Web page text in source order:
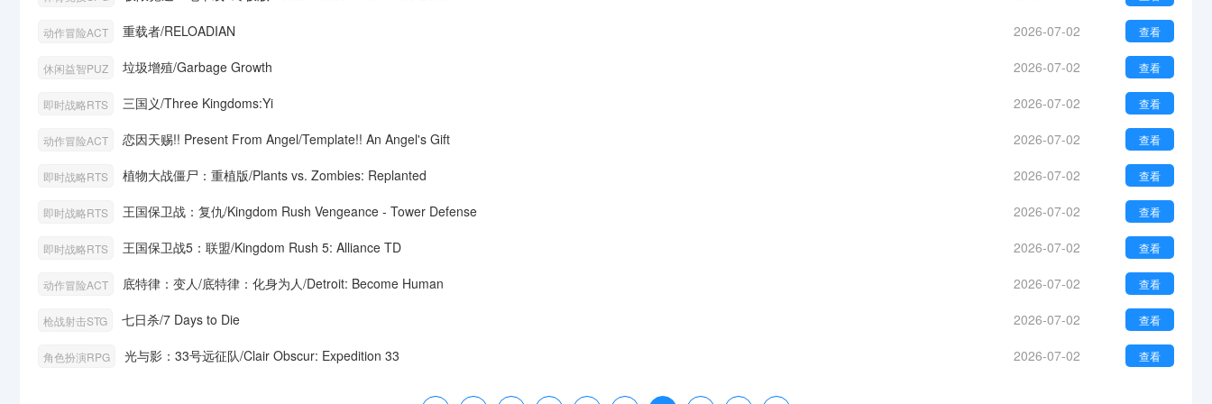
动作冒险ACT 重载者/RELOADIAN 查看
2026-07-02
休闲益智PUZ 垃圾增殖/Garbage Growth 查看
2026-07-02
即时战略RTS 三国义/Three Kingdoms:Yi 查看
2026-07-02
动作冒险ACT 恋因天赐!! Present From Angel/Template!! An Angel's Gift 查看
2026-07-02
即时战略RTS 植物大战僵尸：重植版/Plants vs. Zombies: Replanted 查看
2026-07-02
即时战略RTS 王国保卫战：复仇/Kingdom Rush Vengeance - Tower Defense 查看
2026-07-02
即时战略RTS 王国保卫战5：联盟/Kingdom Rush 5: Alliance TD 查看
2026-07-02
动作冒险ACT 底特律：变人/底特律：化身为人/Detroit: Become Human 查看
2026-07-02
枪战射击STG 七日杀/7 Days to Die 查看
2026-07-02
角色扮演RPG 光与影：33号远征队/Clair Obscur: Expedition 33 查看
2026-07-02